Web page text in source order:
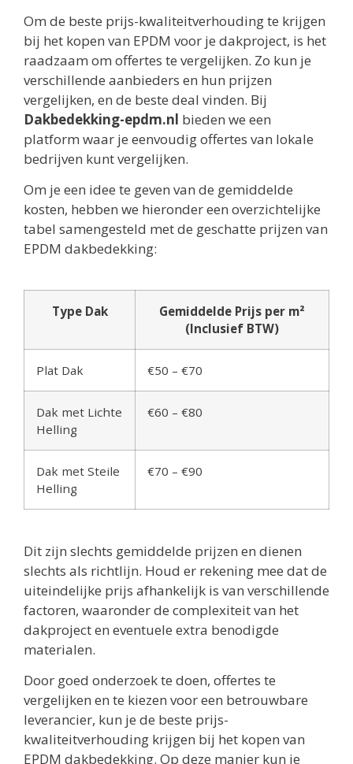
Om de beste prijs-kwaliteitverhouding te krijgen
bij het kopen van EPDM voor je dakproject, is het
raadzaam om offertes te vergelijken. Zo kun je
verschillende aanbieders en hun prijzen
vergelijken, en de beste deal vinden. Bij
Dakbedekking-epdm.nl bieden we een
platform waar je eenvoudig offertes van lokale
bedrijven kunt vergelijken.
Om je een idee te geven van de gemiddelde
kosten, hebben we hieronder een overzichtelijke
tabel samengesteld met de geschatte prijzen van
EPDM dakbedekking:
Type Dak
Gemiddelde Prijs per m²
(Inclusief BTW)
Plat Dak €50 – €70
Dak met Lichte
Helling
€60 – €80
Dak met Steile
Helling
€70 – €90
Dit zijn slechts gemiddelde prijzen en dienen
slechts als richtlijn. Houd er rekening mee dat de
uiteindelijke prijs afhankelijk is van verschillende
factoren, waaronder de complexiteit van het
dakproject en eventuele extra benodigde
materialen.
Door goed onderzoek te doen, offertes te
vergelijken en te kiezen voor een betrouwbare
leverancier, kun je de beste prijs-
kwaliteitverhouding krijgen bij het kopen van
EPDM dakbedekking. Op deze manier kun je